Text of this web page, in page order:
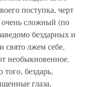
поступка, черт
очень сложный (по
бездарных и
свято лжем себе,
необыкновенное.
бездарь,
глаза,